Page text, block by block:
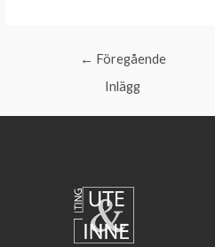
← Föregående
Inlägg